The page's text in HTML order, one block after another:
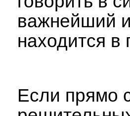
важнейший
находится в
Если прямо